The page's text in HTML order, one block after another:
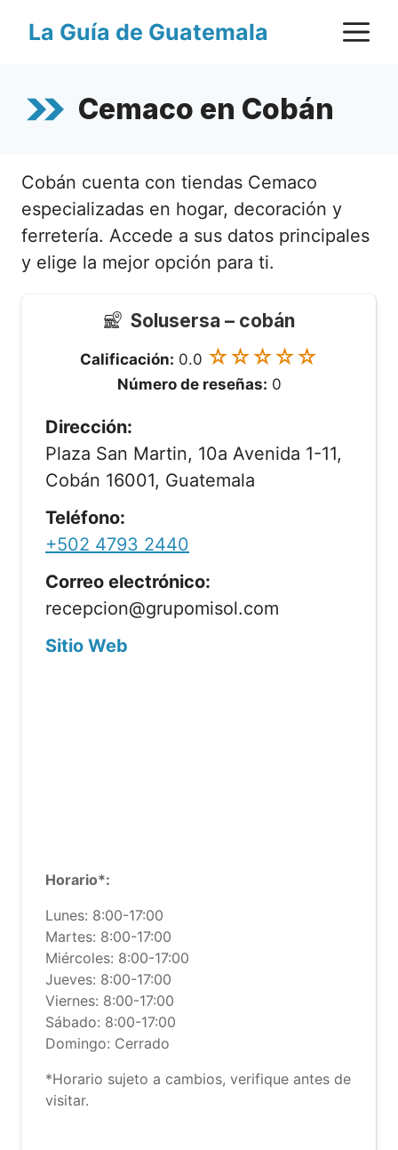
La Guía de Guatemala
Cemaco en Cobán
Cobán cuenta con tiendas Cemaco
especializadas en hogar, decoración y
ferretería. Accede a sus datos principales
y elige la mejor opción para ti.
Solusersa – cobán
Calificación: 0.0 ☆☆☆☆☆
Número de reseñas: 0
Dirección:
Plaza San Martin, 10a Avenida 1-11,
Cobán 16001, Guatemala
Teléfono:
+502 4793 2440
Correo electrónico:
recepcion@grupomisol.com
Sitio Web
Horario*:
Lunes: 8:00-17:00
Martes: 8:00-17:00
Miércoles: 8:00-17:00
Jueves: 8:00-17:00
Viernes: 8:00-17:00
Sábado: 8:00-17:00
Domingo: Cerrado
*Horario sujeto a cambios, verifique antes de
visitar.